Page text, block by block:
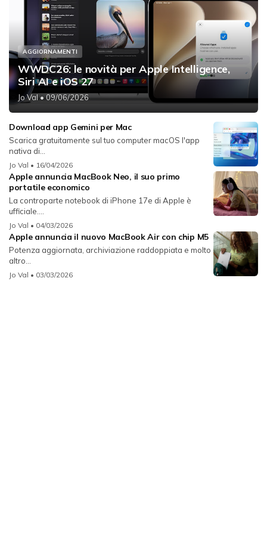
AGGIORNAMENTI
WWDC26: le novità per Apple Intelligence,
Siri AI e iOS 27
Jo Val• 09/06/2026
Download app Gemini per Mac
Scarica gratuitamente sul tuo computer macOS l'app
nativa di...
Jo Val • 16/04/2026
Apple annuncia MacBook Neo, il suo primo
portatile economico
La controparte notebook di iPhone 17e di Apple è
ufficiale....
Jo Val • 04/03/2026
Apple annuncia il nuovo MacBook Air con chip M5
Potenza aggiornata, archiviazione raddoppiata e molto
altro...
Jo Val • 03/03/2026